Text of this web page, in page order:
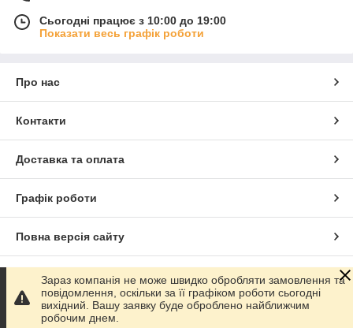
Сьогодні працює з 10:00 до 19:00
Показати весь графік роботи
Про нас
Контакти
Доставка та оплата
Графік роботи
Повна версія сайту
Сайт створено на маркетплейсіProm.ua
Політика конфіденційності
Зараз компанія не може швидко обробляти замовлення та
повідомлення, оскільки за її графіком роботи сьогодні
вихідний. Вашу заявку буде оброблено найближчим
робочим днем.